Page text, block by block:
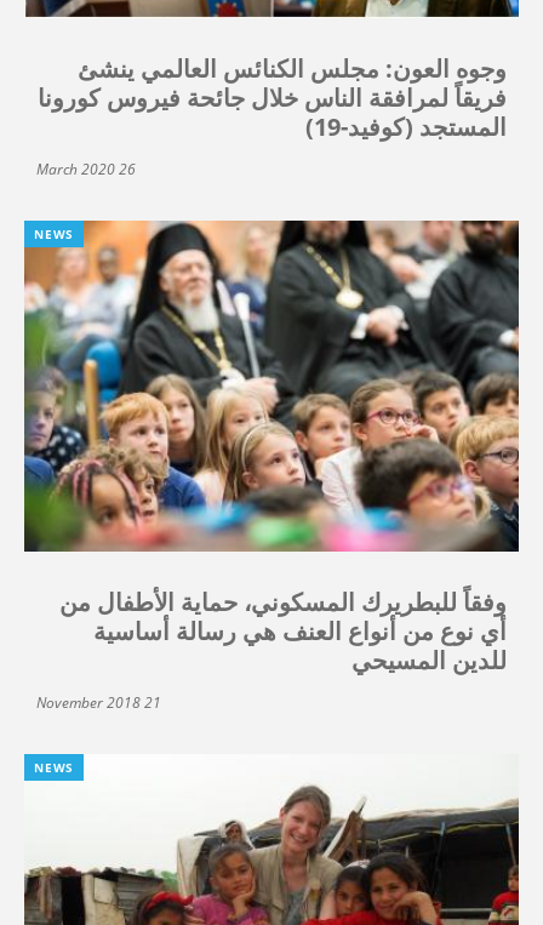
وجوه العون: مجلس الكنائس العالمي ينشئ
فريقاً لمرافقة الناس خلال جائحة فيروس كورونا
المستجد (كوفيد-19)
26 March 2020
NEWS
وفقاً للبطريرك المسكوني، حماية الأطفال من
أي نوع من أنواع العنف هي رسالة أساسية
للدين المسيحي
21 November 2018
NEWS